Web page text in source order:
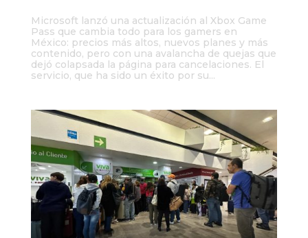
Microsoft lanzó una actualización al Xbox Game
Pass que cambia todo para los gamers en
México: precios más altos, nuevos planes y más
contenido, pero con una avalancha de quejas que
dejó colapsada la página para cancelaciones. El
servicio, que ha sido un éxito por su...